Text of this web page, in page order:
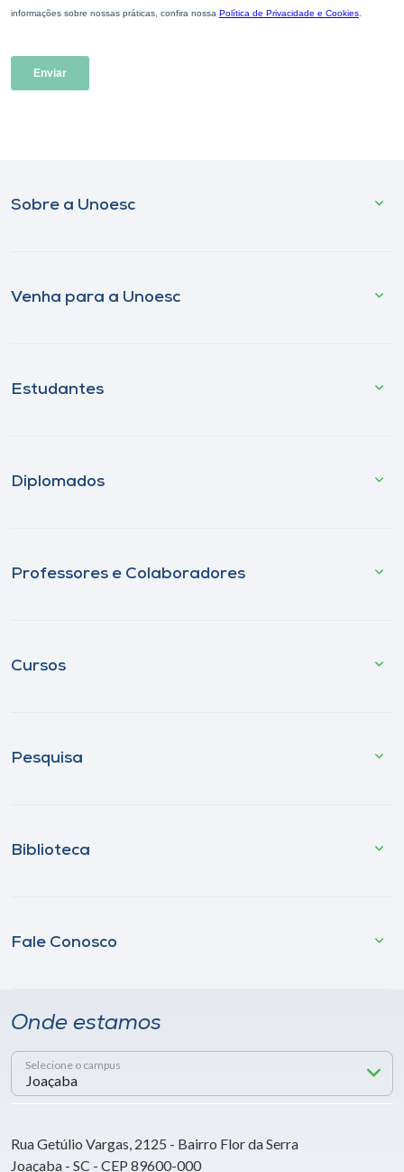
Sobre a Unoesc
Venha para a Unoesc
Estudantes
Diplomados
Professores e Colaboradores
Cursos
Pesquisa
Biblioteca
Fale Conosco
Onde estamos
Selecione o campus
Rua Getúlio Vargas, 2125 - Bairro Flor da Serra
Joaçaba - SC - CEP 89600-000